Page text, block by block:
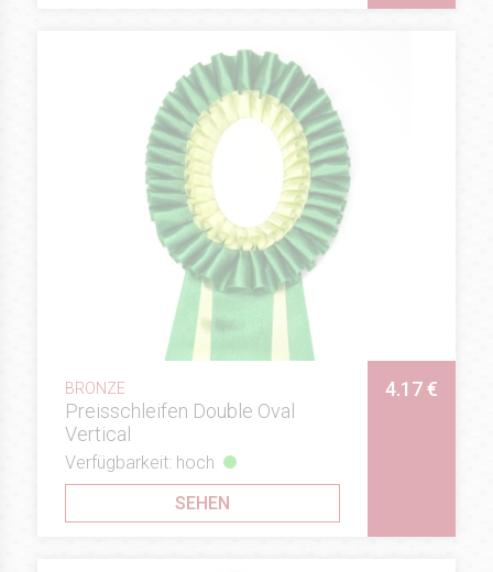
BRONZE
Preisschleifen Double Oval
Vertical
4.17 €
Verfügbarkeit: hoch
SEHEN